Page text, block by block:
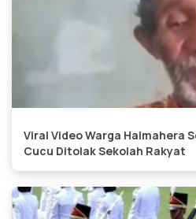
Viral Video Warga Halmahera
Cucu Ditolak Sekolah Rakyat